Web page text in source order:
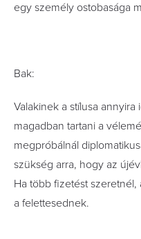
egy személy ostobasága
Bak:
Valakinek a stílusa
magadban tartani a
megpróbálnál
szükség arra, hogy az
Ha több fizetést
a felettesednek.